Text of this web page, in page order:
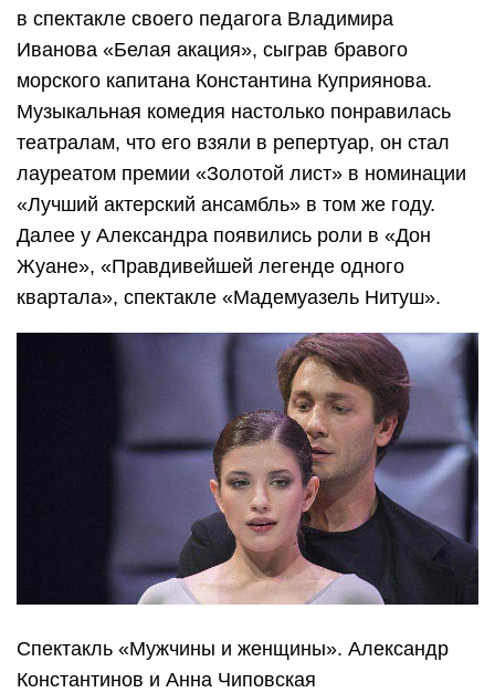
в спектакле своего педагога Владимира
Иванова «Белая акация», сыграв бравого
морского капитана Константина Куприянова.
Музыкальная комедия настолько понравилась
театралам, что его взяли в репертуар, он стал
лауреатом премии «Золотой лист» в номинации
«Лучший актерский ансамбль» в том же году.
Далее у Александра появились роли в «Дон
Жуане», «Правдивейшей легенде одного
квартала», спектакле «Мадемуазель Нитуш».
Спектакль «Мужчины и женщины». Александр
Константинов и Анна Чиповская